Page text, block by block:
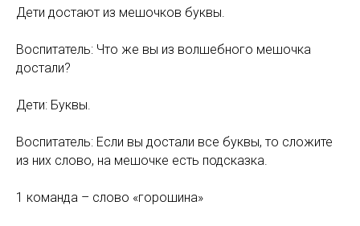
Дети достают из мешочков буквы.
Воспитатель: Что же вы из волшебного мешочка
достали?
Дети: Буквы.
Воспитатель: Если вы достали все буквы, то сложите
из них слово, на мешочке есть подсказка.
1 команда – слово «горошина»